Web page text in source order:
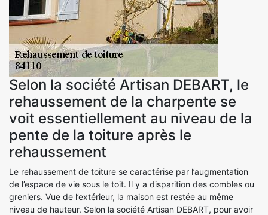
Selon la société Artisan DEBART, le
rehaussement de la charpente se
voit essentiellement au niveau de la
pente de la toiture après le
rehaussement
Le rehaussement de toiture se caractérise par l’augmentation
de l’espace de vie sous le toit. Il y a disparition des combles ou
greniers. Vue de l’extérieur, la maison est restée au même
niveau de hauteur. Selon la société Artisan DEBART, pour avoir